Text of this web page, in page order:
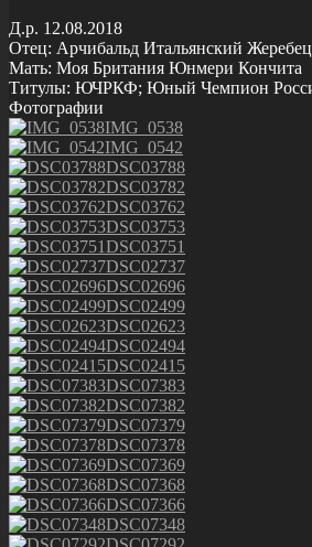
Д.р. 12.08.2018
Отец: Арчибальд Итальянский Жеребец
Мать: Моя Британия Юнмери Кончита
Титулы: ЮЧРКФ; Юный Чемпион
Фотографии
IMG_0538
IMG_0542
DSC03788
DSC03782
DSC03762
DSC03753
DSC03751
DSC02737
DSC02696
DSC02499
DSC02623
DSC02494
DSC02415
DSC07383
DSC07382
DSC07379
DSC07378
DSC07369
DSC07368
DSC07366
DSC07348